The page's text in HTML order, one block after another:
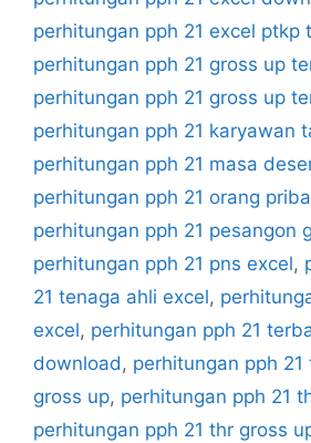
perhitungan pph 21 excel ptkp
perhitungan pph 21 gross up
perhitungan pph 21 gross up
perhitungan pph 21 karyawan
perhitungan pph 21 masa
perhitungan pph 21 orang
perhitungan pph 21 pesangon
perhitungan pph 21 pns excel,
21 tenaga ahli excel,
excel, perhitungan pph 21
download, perhitungan pph
gross up, perhitungan pph 21
perhitungan pph 21 thr gross